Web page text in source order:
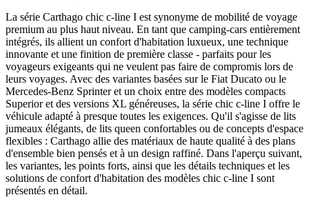
La série Carthago chic c-line I est synonyme de mobilité de voyage
premium au plus haut niveau. En tant que camping-cars entièrement
intégrés, ils allient un confort d'habitation luxueux, une technique
innovante et une finition de première classe - parfaits pour les
voyageurs exigeants qui ne veulent pas faire de compromis lors de
leurs voyages. Avec des variantes basées sur le Fiat Ducato ou le
Mercedes-Benz Sprinter et un choix entre des modèles compacts
Superior et des versions XL généreuses, la série chic c-line I offre le
véhicule adapté à presque toutes les exigences. Qu'il s'agisse de lits
jumeaux élégants, de lits queen confortables ou de concepts d'espace
flexibles : Carthago allie des matériaux de haute qualité à des plans
d'ensemble bien pensés et à un design raffiné. Dans l'aperçu suivant,
les variantes, les points forts, ainsi que les détails techniques et les
solutions de confort d'habitation des modèles chic c-line I sont
présentés en détail.